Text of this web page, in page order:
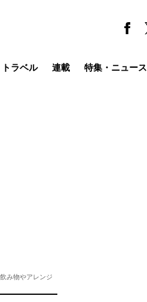
トラベル 連載 特集・ニュース
み物やアレンジ